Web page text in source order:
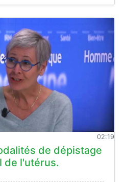
02:19
de dépistage
de l'utérus.